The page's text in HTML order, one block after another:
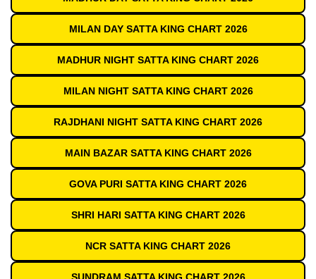
MILAN DAY SATTA KING CHART 2026
MADHUR NIGHT SATTA KING CHART 2026
MILAN NIGHT SATTA KING CHART 2026
RAJDHANI NIGHT SATTA KING CHART 2026
MAIN BAZAR SATTA KING CHART 2026
GOVA PURI SATTA KING CHART 2026
SHRI HARI SATTA KING CHART 2026
NCR SATTA KING CHART 2026